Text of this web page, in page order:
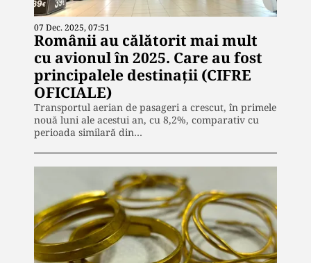
07 Dec. 2025, 07:51
Românii au călătorit mai mult
cu avionul în 2025. Care au fost
principalele destinații (CIFRE
OFICIALE)
Transportul aerian de pasageri a crescut, în primele
nouă luni ale acestui an, cu 8,2%, comparativ cu
perioada similară din…